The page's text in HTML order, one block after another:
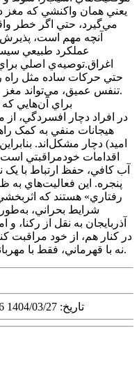
يعني همان واکنشي که مغز
مي‌گيرد، حتي اگر خطر
آنچه مهم است،
عملکرد طبيعي
اغراق.توصيه‌ي اصلي
حتي حرکات ساده مثل راه
تنفس عميق، مي‌تواند مغز را از حالت «يخ‌زدگي رواني» خارج کند.
براي آن‌هايي
در افراد دچار افسردگي، از
هيجانات منفي به کمک
اميد) دچار مشکل‌اند.
اقدامات خودمراقبتي
آب کافي، حفظ ارتباط با يک
پنجره. اين فعاليت‌هاي
رفتاري» هستند که
شرايط بحراني،
آذربايجان به نقل از رکنا، و
در کنار هم، از خود مراقبت
نه با قهرماني، فقط با مهرباني‌هاي کوچک، صداهايي گرم و همدلي.
تاریخ: 1404/03/27 08:16 ق.ظ |